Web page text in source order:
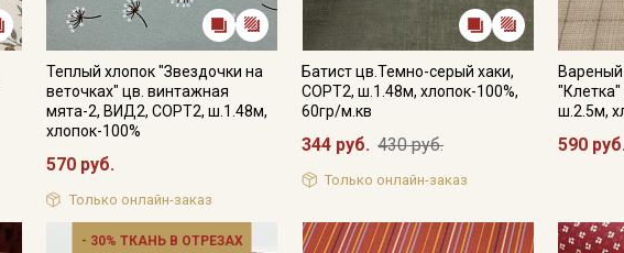
Теплый хлопок "Звездочки на
веточках" цв. винтажная
мята-2, ВИД2, СОРТ2, ш.1.48м,
хлопок-100%
570 руб.
Только онлайн-заказ
Батист цв.Темно-серый хаки,
СОРТ2, ш.1.48м, хлопок-100%,
60гр/м.кв
344 руб. 430 руб.
Только онлайн-заказ
ш.2.5м,
590
- 30% ТКАНЬ В ОТРЕЗАХ